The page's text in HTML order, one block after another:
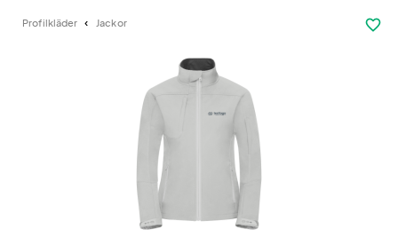
Profilkläder Jackor favorite_border